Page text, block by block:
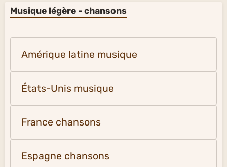
Musique légère - chansons
Amérique latine musique
États-Unis musique
France chansons
Espagne chansons